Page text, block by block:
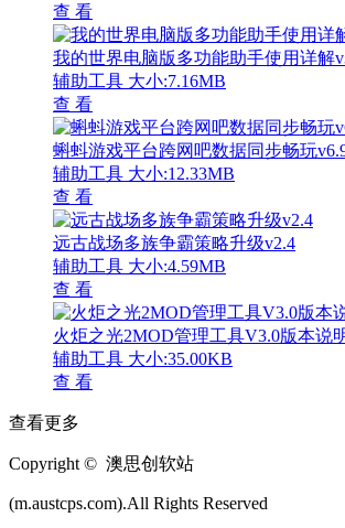
查 看
我的世界电脑版多功能助手使用详解
辅助工具 大小:7.16MB
查 看
蝌蚪游戏平台跨网吧数据同步畅玩
辅助工具 大小:12.33MB
查 看
远古战场多族争霸策略升级v2.4
辅助工具 大小:4.59MB
查 看
火炬之光2MOD管理工具V3.0版本说
辅助工具 大小:35.00KB
查 看
查看更多
Copyright © 澳思创软站
(m.austcps.com).All Rights Reserved